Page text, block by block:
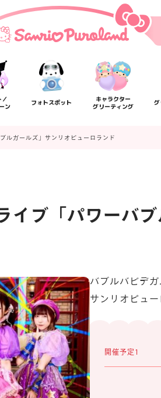
／
ン
フォトスポット
キャラクター
グリーティング
ルガールズ」サンリオピューロランド
イブ「パワーバ
バブルバビデ
サンリオピュー
開催予定1